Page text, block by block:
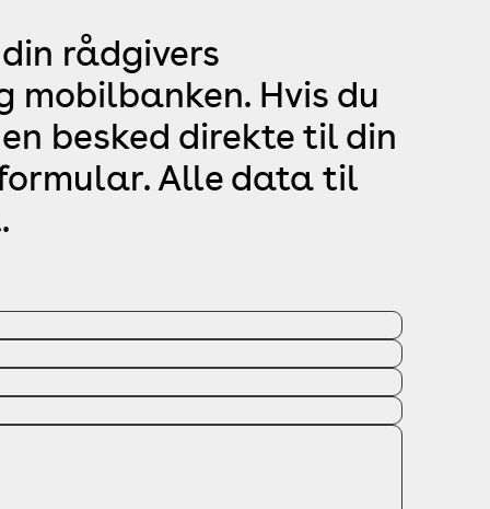
rådgivers
Hvis du
besked direkte til din
Alle data til